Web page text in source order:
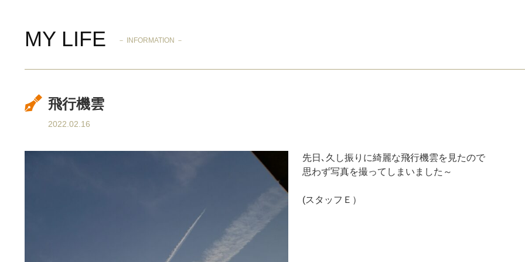
MY LIFE － INFORMATION －
飛行機雲
2022.02.16
先日､久し振りに綺麗な飛行機雲を見たので
思わず写真を撮ってしまいました～
(スタッフＥ）